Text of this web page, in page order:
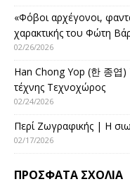
«Φόβοι αρχέγονοι,
χαρακτικής του Φώτη
02/26/2026
Han Chong Yop (한 종
τέχνης Τεχνοχώρος
02/24/2026
Περί Ζωγραφικής | Η
02/17/2026
ΠΡΌΣΦΑΤΑ ΣΧΌΛΙΑ